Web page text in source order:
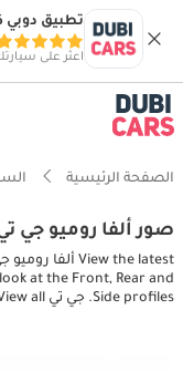
تطبيق دوبي
اعثر على
الصفحة الرئيسية
صور ألفا روميو جي
at the Front, Rear and
Side profiles. جي تي is available in 0 variants. View all جي تي pictures.